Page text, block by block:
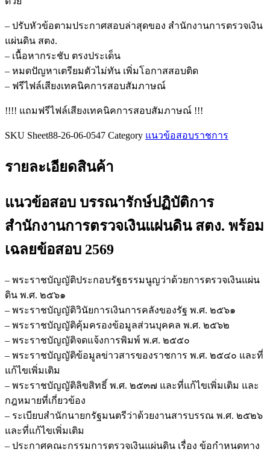
การ
สำนักงาน
การ
ตรวจ
เงิน
แผ่น
สตง.
– ปรับหัวข้อตามประกาศสอบล่าสุดของ สำนักงานการตรวจเงิน
แผ่นดิน สตง.
– เนื้อหากระชับ ตรงประเด็น
– หมดปัญหาเตรียมตัวไม่ทัน เพิ่มโอกาสสอบติด
– ฟรีไฟล์เสียงเทคนิคการสอบสัมภาษณ์
!!!! แถมฟรีไฟล์เสียงเทคนิคการสอบสัมภาษณ์ !!!
SKU Sheet88-26-06-0547 Category แนวข้อสอบราชการ
รายละเอียดสินค้า
แนวข้อสอบ บรรณารักษ์ปฏิบัติการ
สำนักงานการตรวจเงินแผ่นดิน สตง. พร้อม
เฉลยข้อสอบ 2569
– พระราชบัญญัติประกอบรัฐธรรมนูญว่าด้วยการตรวจเงินแผ่น
ดิน พ.ศ. ๒๕๖๑
– พระราชบัญญัติวินัยการเงินการคลังของรัฐ พ.ศ. ๒๕๖๑
– พระราชบัญญัติคุ้มครองข้อมูลส่วนบุคคล พ.ศ. ๒๕๖๒
– พระราชบัญญัติจดแจ้งการพิมพ์ พ.ศ. ๒๕๕๐
– พระราชบัญญัติข้อมูลข่าวสารของราชการ พ.ศ. ๒๕๔๐ และที่
แก้ไขเพิ่มเติม
– พระราชบัญญัติลิขสิทธิ์ พ.ศ. ๒๕๓๗ และที่แก้ไขเพิ่มเติม และ
กฎหมายที่เกี่ยวข้อง
– ระเบียบสำนักนายกรัฐมนตรีว่าด้วยงานสารบรรณ พ.ศ. ๒๕๒๖
และที่แก้ไขเพิ่มเติม
– ประกาศคณะกรรมการตรวจเงินแผ่นดิน เรื่อง ข้อกำหนดทาง